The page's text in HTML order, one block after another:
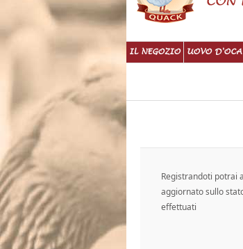
IL NEGOZIO UOVO D'OCA
Registrandoti potrai
aggiornato sullo
effettuati